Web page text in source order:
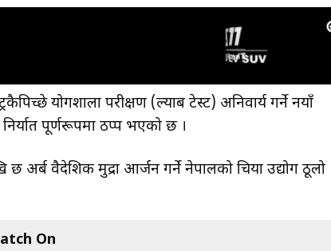
प्रयोगशाला परीक्षण (ल्याब टेस्ट) अनिवार्य गर्ने नयाँ
पूर्णरूपमा ठप्प भएको छ ।
अर्ब वैदेशिक मुद्रा आर्जन गर्ने नेपालको चिया उद्योग ठूलो
On